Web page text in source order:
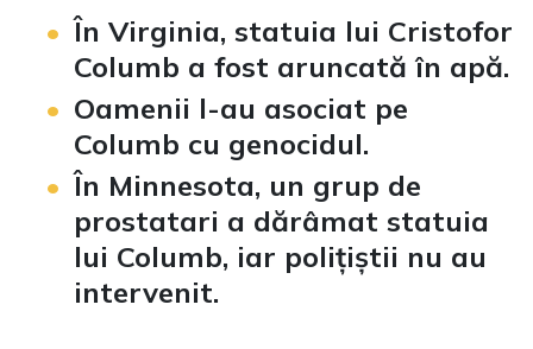
În Virginia, statuia lui Cristofor
Columb a fost aruncată în apă.
Oamenii l-au asociat pe
Columb cu genocidul.
În Minnesota, un grup de
prostatari a dărâmat statuia
lui Columb, iar polițiștii nu au
intervenit.